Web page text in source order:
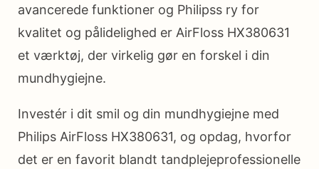
avancerede funktioner og Philipss ry for
kvalitet og pålidelighed er AirFloss HX380631
et værktøj, der virkelig gør en forskel i din
mundhygiejne.
Investér i dit smil og din mundhygiejne med
Philips AirFloss HX380631, og opdag, hvorfor
det er en favorit blandt tandplejeprofessionelle